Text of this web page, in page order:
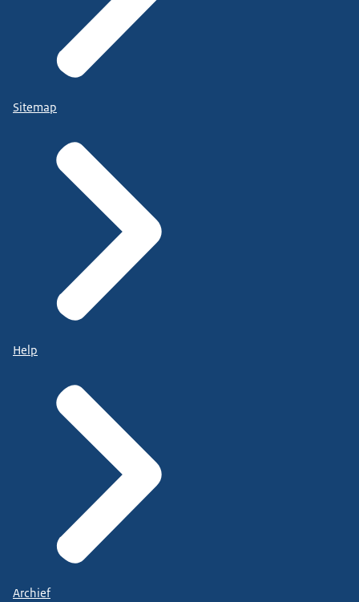
Sitemap
Help
Archief